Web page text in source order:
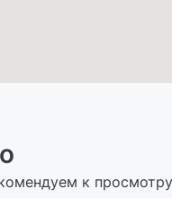
к просмотру